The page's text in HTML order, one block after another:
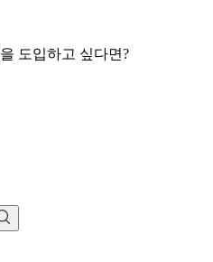
을 도입하고 싶다면?